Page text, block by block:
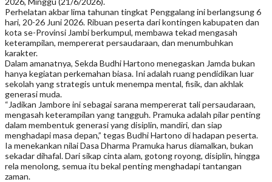
Perhelatan akbar lima tahunan tingkat Penggalang ini berlangsung 6
hari, 20-26 Juni 2026. Ribuan peserta dari kontingen kabupaten dan
kota se-Provinsi Jambi berkumpul, membawa tekad mengasah
keterampilan, mempererat persaudaraan, dan menumbuhkan
karakter.
Dalam amanatnya, Sekda Budhi Hartono menegaskan Jamda bukan
hanya kegiatan perkemahan biasa. Ini adalah ruang pendidikan luar
sekolah yang strategis untuk menempa mental, fisik, dan akhlak
generasi muda.
“Jadikan Jambore ini sebagai sarana mempererat tali persaudaraan,
mengasah keterampilan yang tangguh. Pramuka adalah pilar penting
dalam membentuk generasi yang disiplin, mandiri, dan siap
menghadapi masa depan,” tegas Budhi Hartono di hadapan peserta.
Ia menekankan nilai Dasa Dharma Pramuka harus diamalkan, bukan
sekadar dihafal. Dari sikap cinta alam, gotong royong, disiplin, hingga
rela menolong, semua itu bekal penting menghadapi tantangan
zaman.